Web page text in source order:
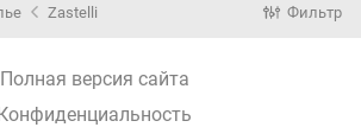
Zastelli Фильтр
Полная версия сайта